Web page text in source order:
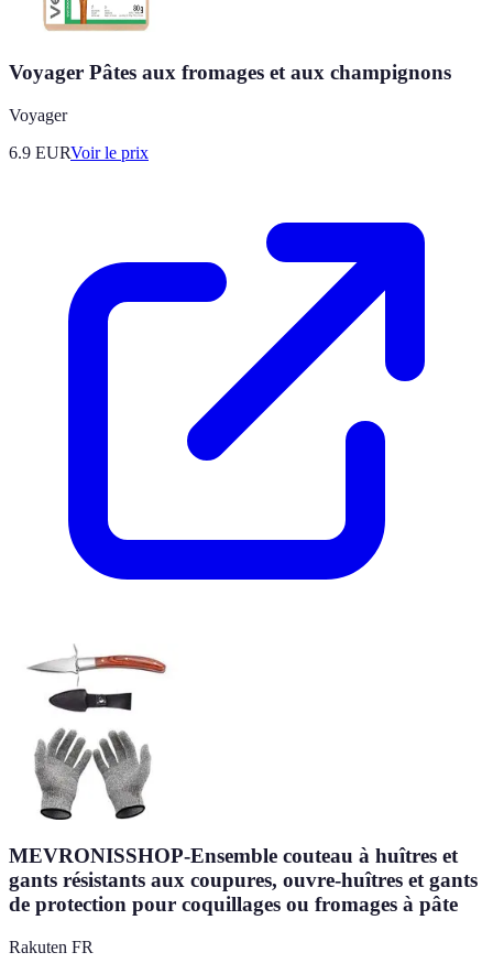
Voyager Pâtes aux fromages et aux champignons
Voyager
6.9 EURVoir le prix
MEVRONISSHOP-Ensemble couteau à huîtres et
gants résistants aux coupures, ouvre-huîtres et gants
de protection pour coquillages ou fromages à pâte
Rakuten FR